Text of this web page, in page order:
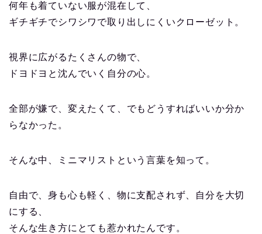
何年も着ていない服が混在して、
ギチギチでシワシワで取り出しにくいクローゼット。
視界に広がるたくさんの物で、
ドヨドヨと沈んでいく自分の心。
全部が嫌で、変えたくて、でもどうすればいいか分か
らなかった。
そんな中、ミニマリストという言葉を知って。
自由で、身も心も軽く、物に支配されず、自分を大切
にする、
そんな生き方にとても惹かれたんです。